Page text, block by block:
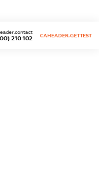
210 102 CAHEADER.GETTEST